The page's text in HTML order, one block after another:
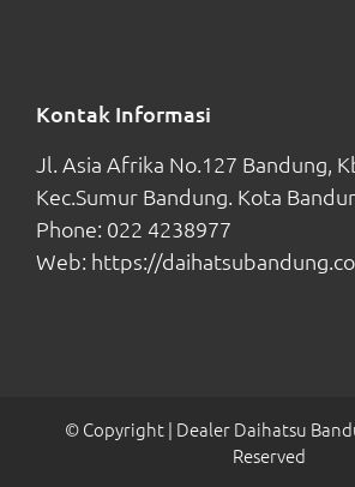
Kontak Informasi
Jl. Asia Afrika No.127 Bandung,
Kec.Sumur Bandung. Kota
Phone: 022 4238977
Web: https://
© Copyright| Dealer Daihatsu
Reserved